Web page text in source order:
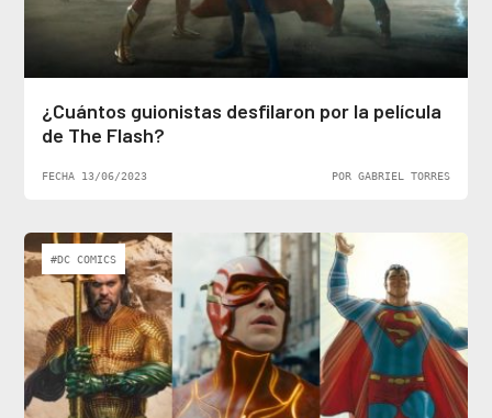
¿Cuántos guionistas desfilaron por la película
de The Flash?
FECHA 13/06/2023 POR GABRIEL TORRES
#DC COMICS